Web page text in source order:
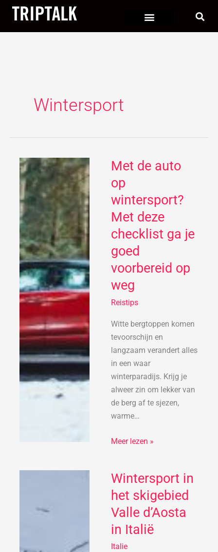
naar
de
Wintersport
Met de auto
op
wintersport?
Met deze
checklist ga je
goed
voorbereid op
weg
Reistips
Witte bergtoppen komen
tevoorschijn en
langzaam verandert alles
in een waar
winterparadijs. Krijg je
alweer zin om lekker van
de berg af te sjezen,
warme…
Met
auto
op
wintersport?
Met
checklist
ga
je
voorbereid
op
weg
Meer lezen »
Wintersport in
het skigebied
Valle d’Aosta
in Italië
Italie
Wintersport
in
het
skigebied
Valle
d’Aosta